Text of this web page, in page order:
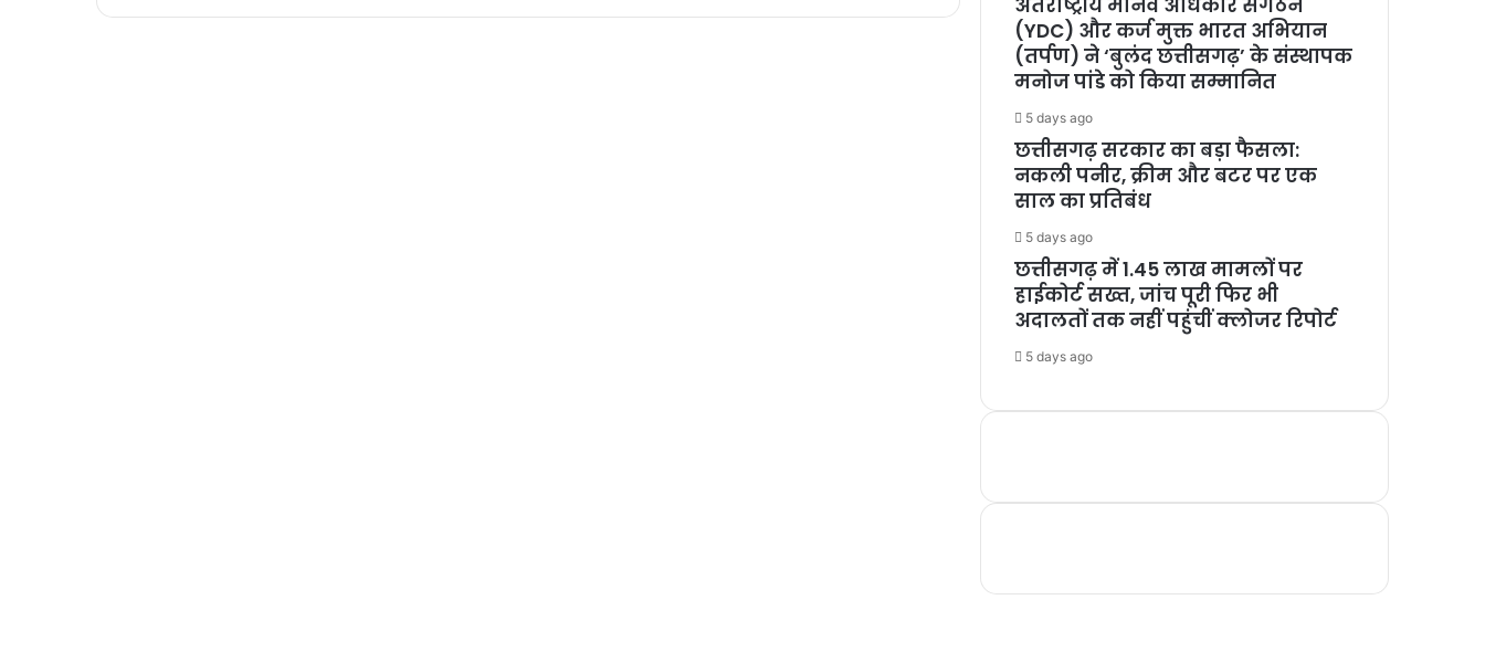
अंतर्राष्ट्रीय मानव अधिकार संगठन
(YDC) और कर्ज मुक्त भारत अभियान
(तर्पण) ने ‘बुलंद छत्तीसगढ़’ के संस्थापक
मनोज पांडे को किया सम्मानित
5 days ago
छत्तीसगढ़ सरकार का बड़ा फैसला:
नकली पनीर, क्रीम और बटर पर एक
साल का प्रतिबंध
5 days ago
छत्तीसगढ़ में 1.45 लाख मामलों पर
हाईकोर्ट सख्त, जांच पूरी फिर भी
अदालतों तक नहीं पहुंचीं क्लोजर रिपोर्ट
5 days ago